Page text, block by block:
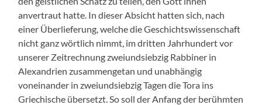
anvertraut hatte. In dieser Absicht hatten sich, nach
einer Überlieferung, welche die Geschichtswissenschaft
nicht ganz wörtlich nimmt, im dritten Jahrhundert vor
unserer Zeitrechnung zweiundsiebzig Rabbiner in
Alexandrien zusammengetan und unabhängig
voneinander in zweiundsiebzig Tagen die Tora ins
Griechische übersetzt. So soll der Anfang der berühmten